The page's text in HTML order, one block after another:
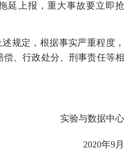
延上报，重大事故要立即抢
规定，根据事实严重程度，
、行政处分、刑事责任等相
实验与数据中心
2020年9月